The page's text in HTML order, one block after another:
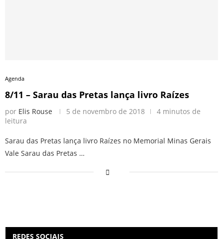
Agenda
8/11 – Sarau das Pretas lança livro Raízes
por Elis Rouse 5 de novembro de 2018
4 minutos de
leitura
Sarau das Pretas lança livro Raízes no Memorial Minas Gerais
Vale Sarau das Pretas …
REDES SOCIAIS